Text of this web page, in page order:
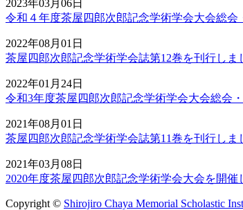
2023年03月06日
令和４年度茶屋四郎次郎記念学術学会大会総会
2022年08月01日
茶屋四郎次郎記念学術学会誌第12巻を刊行しま
2022年01月24日
令和3年度茶屋四郎次郎記念学術学会大会総会
2021年08月01日
茶屋四郎次郎記念学術学会誌第11巻を刊行しま
2021年03月08日
2020年度茶屋四郎次郎記念学術学会大会を開催
Copyright © Shirojiro Chaya Memorial Scholastic